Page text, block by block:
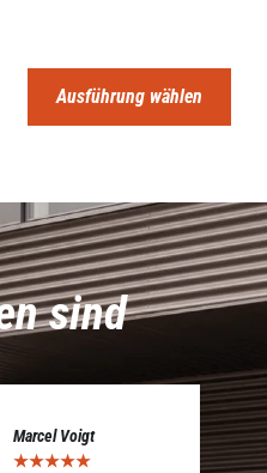
Ausführung wählen
sind
★